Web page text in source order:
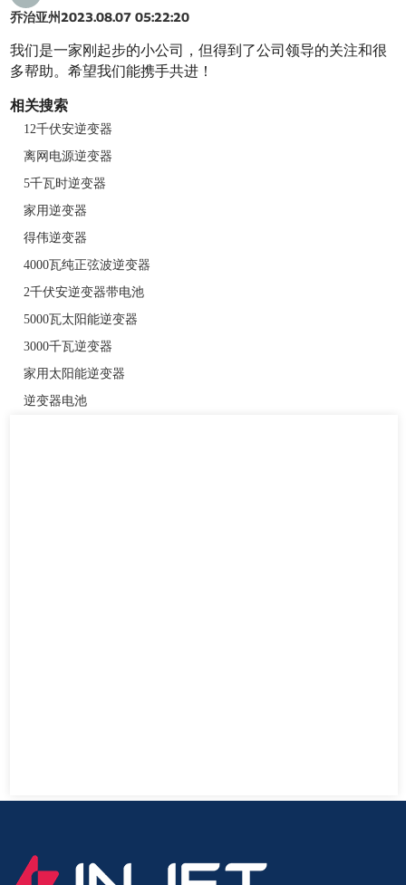
乔治亚州2023.08.07 05:22:20
我们是一家刚起步的小公司，但得到了公司领导的关注和很
多帮助。希望我们能携手共进！
相关搜索
12千伏安逆变器
离网电源逆变器
5千瓦时逆变器
家用逆变器
得伟逆变器
4000瓦纯正弦波逆变器
2千伏安逆变器带电池
5000瓦太阳能逆变器
3000千瓦逆变器
家用太阳能逆变器
逆变器电池